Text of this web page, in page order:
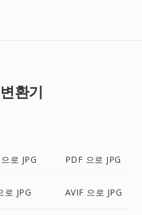
환기
로 JPG PDF 으로 JPG
로 JPG AVIF 으로 JPG